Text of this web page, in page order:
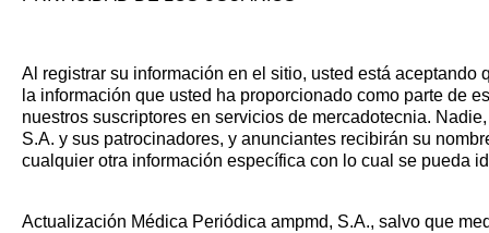
Al registrar su información en el sitio, usted está
la información que usted ha proporcionado como parte de
nuestros suscriptores en servicios de mercadotecnia.
S.A. y sus patrocinadores, y anunciantes recibirán su
cualquier otra información específica con lo cual se pueda
Actualización Médica Periódica ampmd, S.A., salvo que